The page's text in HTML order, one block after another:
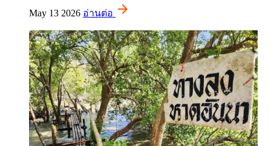
May 13 2026 อ่านต่อ